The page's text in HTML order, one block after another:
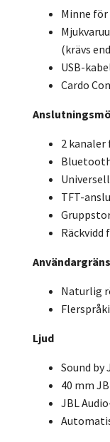
Minne
(krävs
USB-
Cardo
2
TFT-
Naturlig
Ljud
Sound by
40 mm
JBL